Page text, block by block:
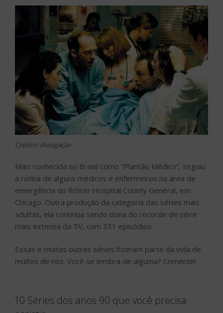
Crédito: divulgação
Mais conhecida no Brasil como “Plantão Médico”, seguiu
a rotina de alguns médicos e enfermeiros na área de
emergência do fictício Hospital County General, em
Chicago. Outra produção da categoria das séries mais
adultas, ela continua sendo dona do recorde de série
mais extensa da TV, com 331 episódios.
Essas e muitas outras séries fizeram parte da vida de
muitos de nós. Você se lembra de alguma? Comente!
10 Séries dos anos 90 que você precisa